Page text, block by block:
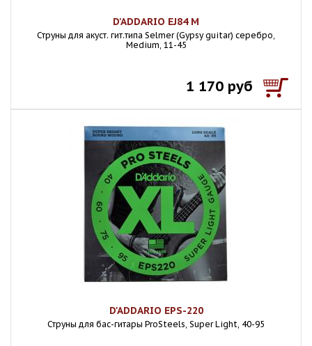
D'ADDARIO EJ84 M
Струны для акуст. гит.типа Selmer (Gypsy guitar) серебро,
Medium, 11-45
1 170 руб
D'ADDARIO EPS-220
Струны для бас-гитары ProSteels, Super Light, 40-95